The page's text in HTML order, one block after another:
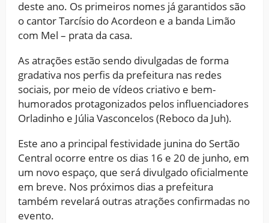
deste ano. Os primeiros nomes já garantidos são
o cantor Tarcísio do Acordeon e a banda Limão
com Mel – prata da casa.
As atrações estão sendo divulgadas de forma
gradativa nos perfis da prefeitura nas redes
sociais, por meio de vídeos criativo e bem-
humorados protagonizados pelos influenciadores
Orladinho e Júlia Vasconcelos (Reboco da Juh).
Este ano a principal festividade junina do Sertão
Central ocorre entre os dias 16 e 20 de junho, em
um novo espaço, que será divulgado oficialmente
em breve. Nos próximos dias a prefeitura
também revelará outras atrações confirmadas no
evento.